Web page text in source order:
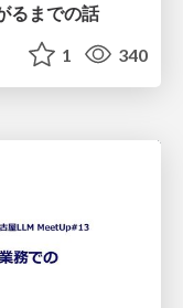
るまでの話
1 340